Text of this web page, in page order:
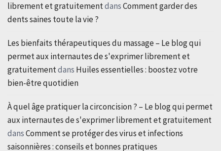
librement et gratuitementdansComment garder des
dents saines toute la vie ?
Les bienfaits thérapeutiques du massage – Le blog qui
permet aux internautes de s'exprimer librement et
gratuitementdans Huiles essentielles : boostez votre
bien-être quotidien
À quel âge pratiquer la circoncision ? – Le blog qui permet
aux internautes de s'exprimer librement et gratuitement
dansComment se protéger des virus et infections
saisonnières : conseils et bonnes pratiques